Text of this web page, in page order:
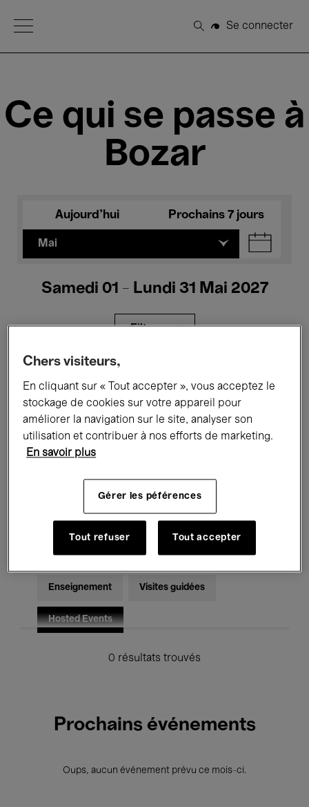
Open Menu
Rechercher
Se connecter
Ce qui se passe à
Bozar
Aujourd'hui Prochains 7 jours
Mai
Samedi 01 - Lundi 31 Mai 2027
Filtres
Expositions Films Performances
Rencontres & Débats Jazz
Musique électronique
Pour tous Kids’ Palace
Enseignement Visites guidées
Hosted Events
0 résultats trouvés
Prochains événements
Oups, aucun événement prévu ce mois-ci.
Chers visiteurs,
En cliquant sur « Tout accepter », vous acceptez le
stockage de cookies sur votre appareil pour
améliorer la navigation sur le site, analyser son
utilisation et contribuer à nos efforts de marketing.
En savoir plus
Gérer les péférences
Tout refuser Tout accepter